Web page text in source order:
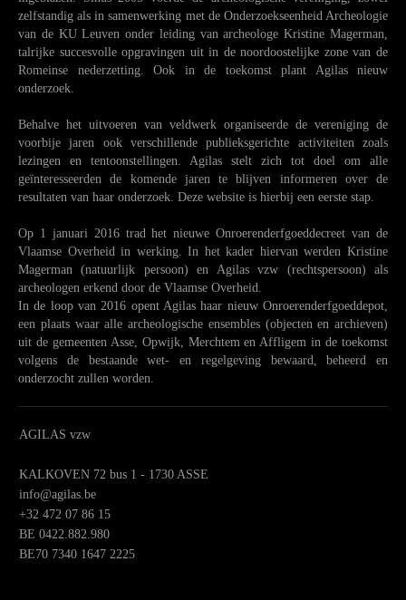
zelfstandig als in samenwerking met de Onderzoekseenheid Archeologie
van de KU Leuven onder leiding van archeologe Kristine Magerman,
talrijke succesvolle opgravingen uit in de noordoostelijke zone van de
Romeinse nederzetting. Ook in de toekomst plant Agilas nieuw
onderzoek.
Behalve het uitvoeren van veldwerk organiseerde de vereniging de
voorbije jaren ook verschillende publieksgerichte activiteiten zoals
lezingen en tentoonstellingen. Agilas stelt zich tot doel om alle
geïnteresseerden de komende jaren te blijven informeren over de
resultaten van haar onderzoek. Deze website is hierbij een eerste stap.
Op 1 januari 2016 trad het nieuwe Onroerenderfgoeddecreet van de
Vlaamse Overheid in werking. In het kader hiervan werden Kristine
Magerman (natuurlijk persoon) en Agilas vzw (rechtspersoon) als
archeologen erkend door de Vlaamse Overheid.
In de loop van 2016 opent Agilas haar nieuw Onroerenderfgoeddepot,
een plaats waar alle archeologische ensembles (objecten en archieven)
uit de gemeenten Asse, Opwijk, Merchtem en Affligem in de toekomst
volgens de bestaande wet- en regelgeving bewaard, beheerd en
onderzocht zullen worden.
AGILAS vzw
KALKOVEN 72 bus 1 - 1730 ASSE
info@agilas.be
+32 472 07 86 15
BE 0422.882.980
BE70 7340 1647 2225